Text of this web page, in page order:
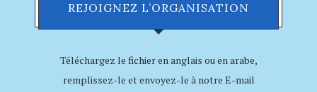
REJOIGNEZ L’ORGANISATION
Téléchargez le fichier en anglais ou en arabe,
remplissez-le et envoyez-le à notre E-mail